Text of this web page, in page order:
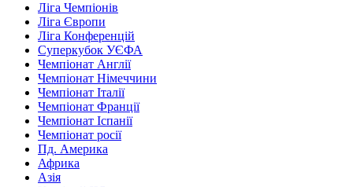
Ліга Чемпіонів
Ліга Європи
Ліга Конференцій
Суперкубок УЄФА
Чемпіонат Англії
Чемпіонат Німеччини
Чемпіонат Італії
Чемпіонат Франції
Чемпіонат Іспанії
Чемпіонат росії
Пд. Америка
Африка
Азія